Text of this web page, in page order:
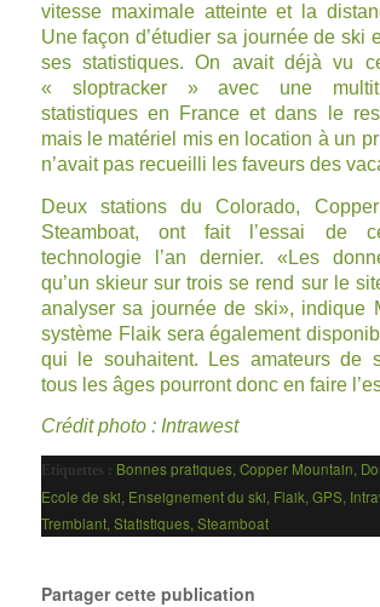
vitesse maximale atteinte et la
Une façon d’étudier sa journée de ski
ses statistiques. On avait déjà vu
« sloptracker » avec une
statistiques en France et dans le
mais le matériel mis en location à un
n’avait pas recueilli les faveurs des
Deux stations du Colorado,
Steamboat, ont fait l’essai de
technologie l’an dernier. «Les
qu’un skieur sur trois se rend sur le
analyser sa journée de ski», indique
système Flaik sera également
qui le souhaitent. Les amateurs de
tous les âges pourront donc en faire
Crédit photo : Intrawest
Etiquettes : Bonnes pratiques, Copper Mountain,
Ecole de ski, Enseignement du ski, Flaik, GPS,
Tremblant, Statistiques, Steamboat
Partager cette publication